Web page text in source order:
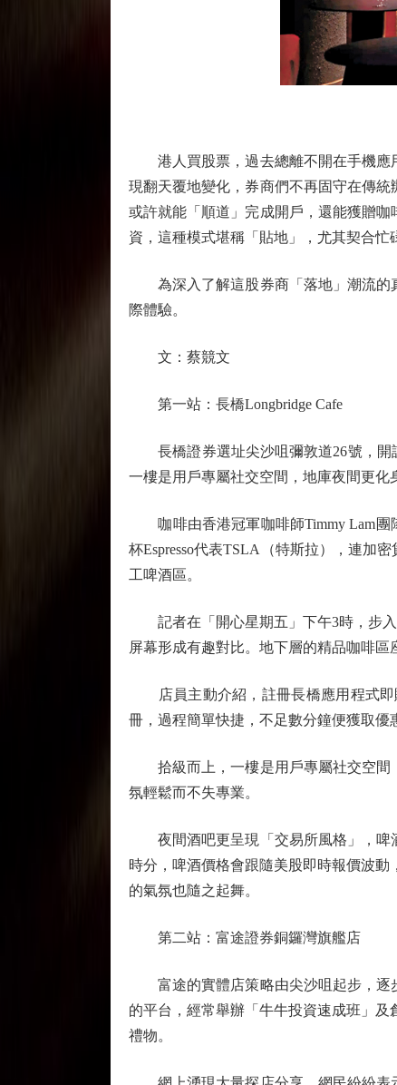
港人買股票，過去總離不開在手機應
現翻天覆地變化，券商們不再固守在傳
或許就能「順道」完成開戶，還能獲贈
資，這種模式堪稱「貼地」，尤其契合忙
為深入了解這股券商「落地」潮流的
際體驗。
文：蔡競文
第一站：長橋Longbridge Cafe
長橋證券選址尖沙咀彌敦道26號，開設
一樓是用戶專屬社交空間，地庫夜間更化
咖啡由香港冠軍咖啡師Timmy Lam團
杯Espresso代表TSLA（特斯拉），連加
工啤酒區。
記者在「開心星期五」下午3時，步入
屏幕形成有趣對比。地下層的精品咖啡區
店員主動介紹，註冊長橋應用程式即
冊，過程簡單快捷，不足數分鐘便獲取優
拾級而上，一樓是用戶專屬社交空間
氛輕鬆而不失專業。
夜間酒吧更呈現「交易所風格」，啤
時分，啤酒價格會跟隨美股即時報價波
的氣氛也隨之起舞。
第二站：富途證券銅鑼灣旗艦店
富途的實體店策略由尖沙咀起步，逐
的平台，經常舉辦「牛牛投資速成班」
禮物。